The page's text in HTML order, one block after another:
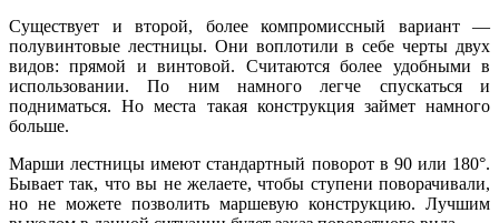
Существует и второй, более компромиссный вариант —
полувинтовые лестницы. Они воплотили в себе черты двух
видов: прямой и винтовой. Считаются более удобными в
использовании. По ним намного легче спускаться и
подниматься. Но места такая конструкция займет намного
больше.
Марши лестницы имеют стандартный поворот в 90 или 180°.
Бывает так, что вы не желаете, чтобы ступени поворачивали,
но не можете позволить маршевую конструкцию. Лучшим